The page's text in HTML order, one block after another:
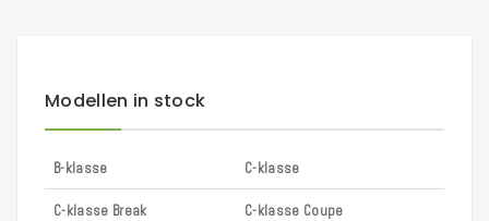
Modellen in stock
B-klasse C-klasse
C-klasse Break C-klasse Coupe